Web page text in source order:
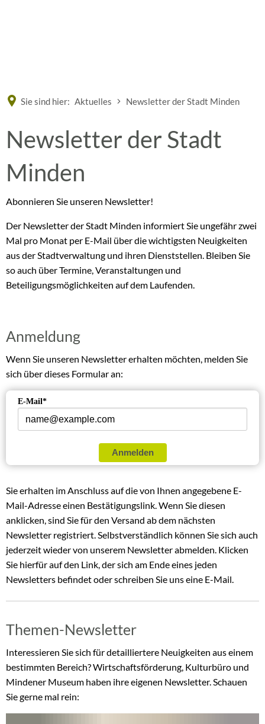
Sie sind hier: Aktuelles Newsletter der Stadt Minden
Newsletter der Stadt
Minden
Abonnieren Sie unseren Newsletter!
Der Newsletter der Stadt Minden informiert Sie ungefähr zwei
Mal pro Monat per E-Mail über die wichtigsten Neuigkeiten
aus der Stadtverwaltung und ihren Dienststellen. Bleiben Sie
so auch über Termine, Veranstaltungen und
Beteiligungsmöglichkeiten auf dem Laufenden.
Anmeldung
Wenn Sie unseren Newsletter erhalten möchten, melden Sie
sich über dieses Formular an:
E-Mail*
Anmelden
Sie erhalten im Anschluss auf die von Ihnen angegebene E-
Mail-Adresse einen Bestätigungslink. Wenn Sie diesen
anklicken, sind Sie für den Versand ab dem nächsten
Newsletter registriert. Selbstverständlich können Sie sich auch
jederzeit wieder von unserem Newsletter abmelden. Klicken
Sie hierfür auf den Link, der sich am Ende eines jeden
Newsletters befindet oder schreiben Sie uns eine E-Mail.
Themen-Newsletter
Interessieren Sie sich für detailliertere Neuigkeiten aus einem
bestimmten Bereich? Wirtschaftsförderung, Kulturbüro und
Mindener Museum haben ihre eigenen Newsletter. Schauen
Sie gerne mal rein: